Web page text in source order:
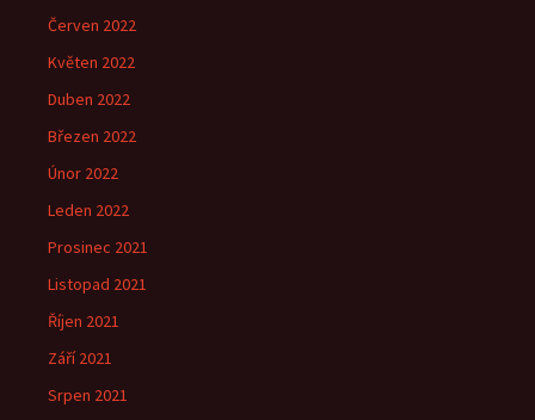
Červen 2022
Květen 2022
Duben 2022
Březen 2022
Únor 2022
Leden 2022
Prosinec 2021
Listopad 2021
Říjen 2021
Září 2021
Srpen 2021